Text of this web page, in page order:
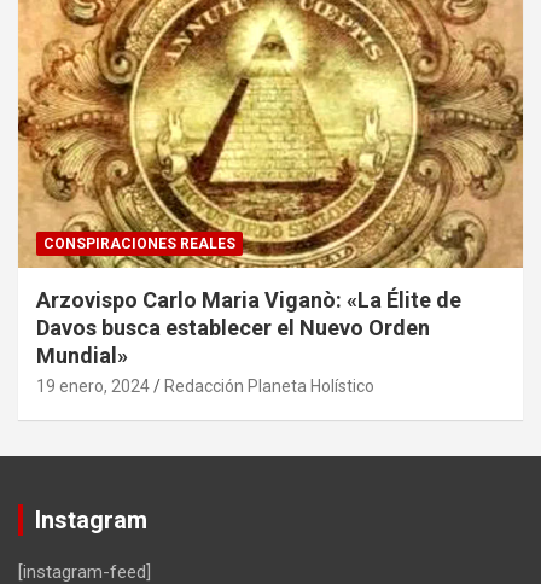
CONSPIRACIONES REALES
Arzovispo Carlo Maria Viganò: «La Élite de
Davos busca establecer el Nuevo Orden
Mundial»
19 enero, 2024 Redacción Planeta Holístico
Instagram
[instagram-feed]